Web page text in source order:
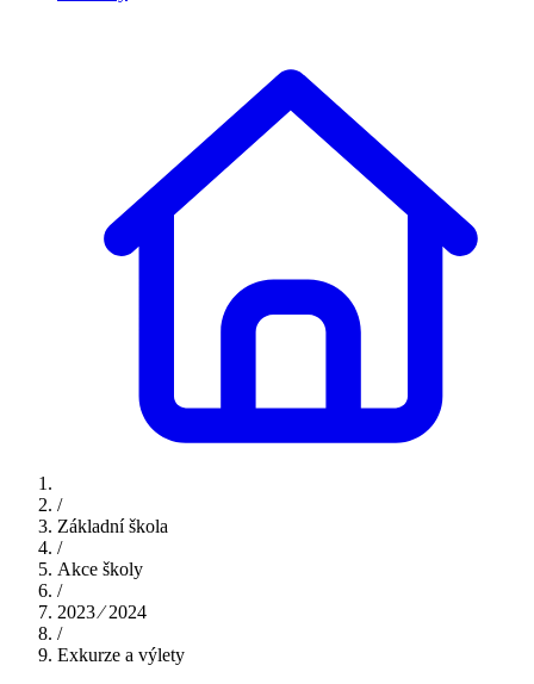
/
Základní škola
/
Akce školy
/
2023 ⁄ 2024
/
Exkurze a výlety